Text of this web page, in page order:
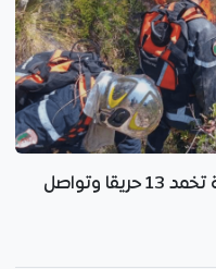
الجمعة.. الحماية المدنية تخمد 13 حريقا وتواصل